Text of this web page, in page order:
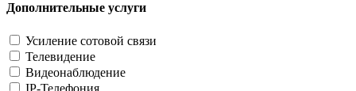
Дополнительные услуги
Усиление сотовой связи
Телевидение
Видеонаблюдение
IP-Телефония